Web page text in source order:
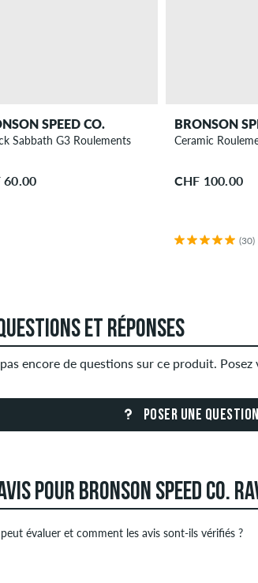
SPEED CO.
Sabbath G3 Roulements
60.00
BRONSON
Ceramic
CHF 100.00
(30)
ET RÉPONSES
encore de questions sur ce produit.
POSER UNE QUESTION
POUR BRONSON SPEED CO.
évaluer et comment les avis sont-ils vérifiés ?